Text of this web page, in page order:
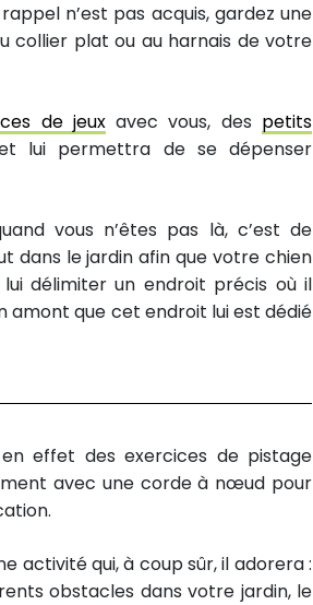
n’est pas acquis, gardez une
collier plat ou au harnais de votre
de jeuxavec vous, des petits
lui permettra de se dépenser
vous n’êtes pas là, c’est de
dans le jardin afin que votre chien
délimiter un endroit précis où il
amont que cet endroit lui est dédié
effet des exercices de pistage
avec une corde à nœud pour
activité qui, à coup sûr, il adorera :
obstacles dans votre jardin, le